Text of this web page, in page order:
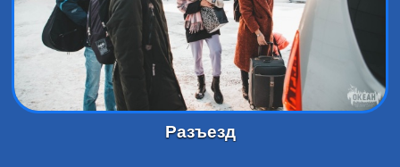
Разъезд